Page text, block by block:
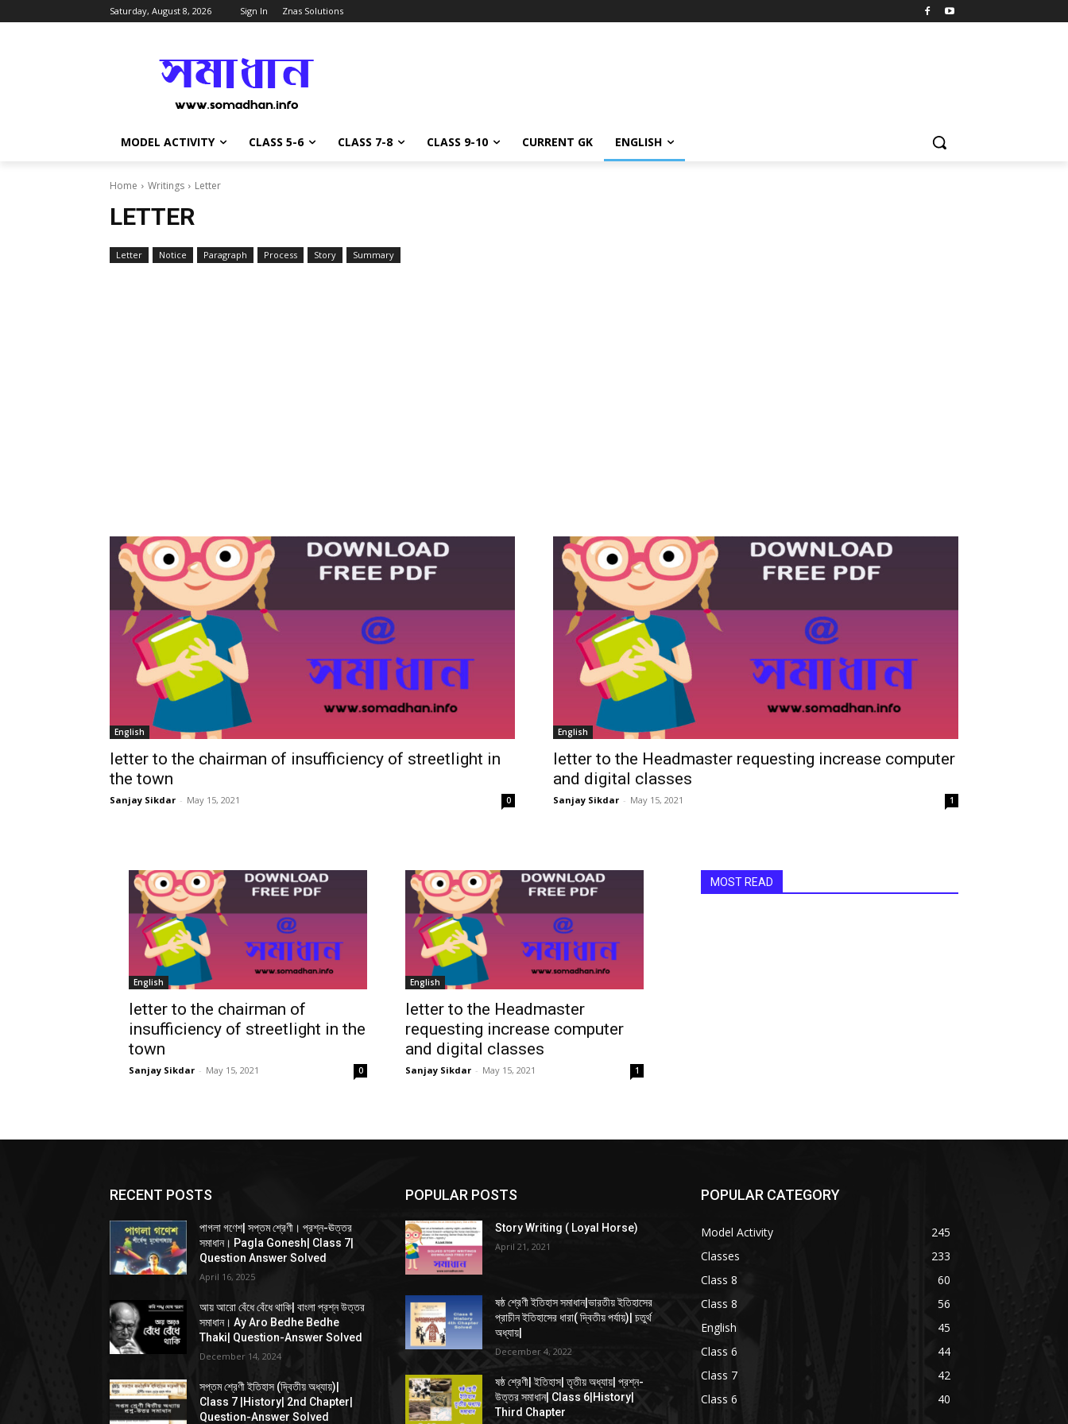
Saturday, August 8, 2026 Sign In Znas Solutions
MODEL ACTIVITY CLASS 5-6 CLASS 7-8 CLASS 9-10 CURRENT GK ENGLISH
Home Writings Letter
LETTER
Letter Notice Paragraph Process Story Summary
English
letter to the chairman of insufficiency of streetlight in
the town
Sanjay Sikdar - May 15, 2021 0
English
letter to the Headmaster requesting increase computer
and digital classes
Sanjay Sikdar - May 15, 2021 1
English
letter to the chairman of
insufficiency of streetlight in the
town
Sanjay Sikdar - May 15, 2021 0
English
letter to the Headmaster
requesting increase computer
and digital classes
Sanjay Sikdar - May 15, 2021 1
MOST READ
RECENT POSTS
পাগলা গণেশ| সপ্তম শ্রেণী। প্রশ্ন-ঊত্তর
সমাধান। Pagla Gonesh| Class 7|
Question Answer Solved
April 16, 2025
আয় আরো বেঁধে বেঁধে থাকি| বাংলা প্রশ্ন উত্তর
সমাধান। Ay Aro Bedhe Bedhe
Thaki| Question-Answer Solved
December 14, 2024
সপ্তম শ্রেণী ইতিহাস (দ্বিতীয় অধ্যায়)|
Class 7 |History| 2nd Chapter|
Question-Answer Solved
POPULAR POSTS
Story Writing ( Loyal Horse)
April 21, 2021
ষষ্ঠ শ্রেণী ইতিহাস সমাধান|ভারতীয় ইতিহাসের
প্রাচীন ইতিহাসের ধারা( দ্বিতীয় পর্যায়)| চতুর্থ
অধ্যায়|
December 4, 2022
ষষ্ঠ শ্রেণী| ইতিহাস| তৃতীয় অধ্যায়| প্রশ্ন-
উত্তর সমাধান| Class 6|History|
Third Chapter
POPULAR CATEGORY
Model Activity
245
Classes
233
Class 8
60
Class 8
56
English
45
Class 6
44
Class 7
42
Class 6
40